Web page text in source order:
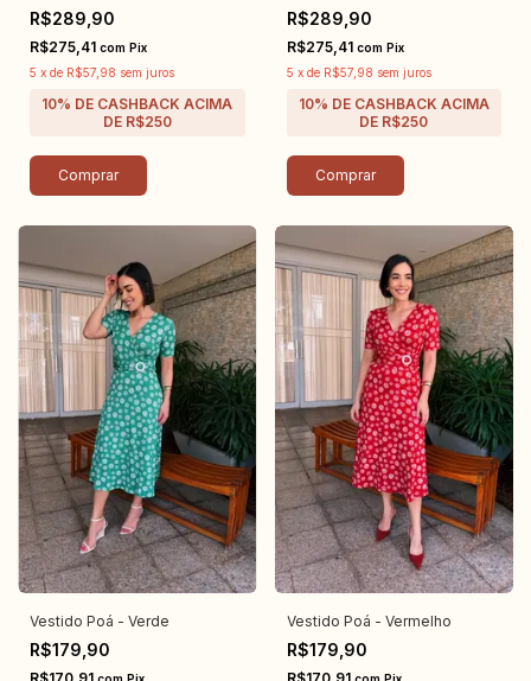
R$289,90
R$275,41 com Pix
5 x de R$57,98 sem juros
Comprar
R$289,90
R$275,41 com Pix
5 x de R$57,98 sem juros
Comprar
Vestido Poá - Verde
R$179,90
Vestido Poá - Vermelho
R$179,90